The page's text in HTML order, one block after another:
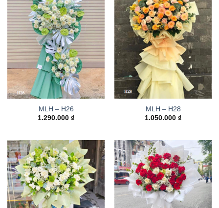
MLH – H26
1.290.000 ₫
MLH – H28
1.050.000 ₫